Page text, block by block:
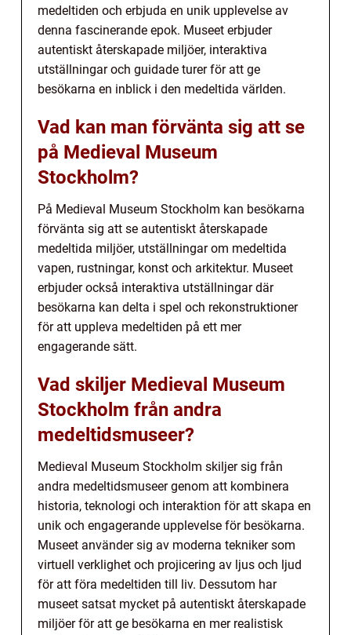
medeltiden och erbjuda en unik upplevelse av
denna fascinerande epok. Museet erbjuder
autentiskt återskapade miljöer, interaktiva
utställningar och guidade turer för att ge
besökarna en inblick i den medeltida världen.
Vad kan man förvänta sig att se
på Medieval Museum
Stockholm?
På Medieval Museum Stockholm kan besökarna
förvänta sig att se autentiskt återskapade
medeltida miljöer, utställningar om medeltida
vapen, rustningar, konst och arkitektur. Museet
erbjuder också interaktiva utställningar där
besökarna kan delta i spel och rekonstruktioner
för att uppleva medeltiden på ett mer
engagerande sätt.
Vad skiljer Medieval Museum
Stockholm från andra
medeltidsmuseer?
Medieval Museum Stockholm skiljer sig från
andra medeltidsmuseer genom att kombinera
historia, teknologi och interaktion för att skapa en
unik och engagerande upplevelse för besökarna.
Museet använder sig av moderna tekniker som
virtuell verklighet och projicering av ljus och ljud
för att föra medeltiden till liv. Dessutom har
museet satsat mycket på autentiskt återskapade
miljöer för att ge besökarna en mer realistisk